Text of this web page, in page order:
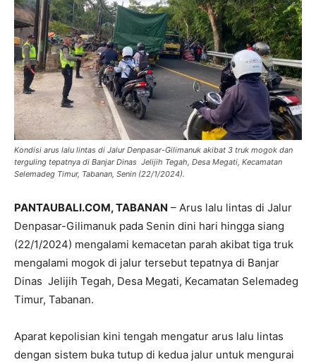
Kondisi arus lalu lintas di Jalur Denpasar-Gilimanuk akibat 3 truk mogok dan
terguling tepatnya di Banjar Dinas Jelijih Tegah, Desa Megati, Kecamatan
Selemadeg Timur, Tabanan, Senin (22/1/2024).
PANTAUBALI.COM, TABANAN – Arus lalu lintas di Jalur
Denpasar-Gilimanuk pada Senin dini hari hingga siang
(22/1/2024) mengalami kemacetan parah akibat tiga truk
mengalami mogok di jalur tersebut tepatnya di Banjar
Dinas Jelijih Tegah, Desa Megati, Kecamatan Selemadeg
Timur, Tabanan.
Aparat kepolisian kini tengah mengatur arus lalu lintas
dengan sistem buka tutup di kedua jalur untuk mengurai